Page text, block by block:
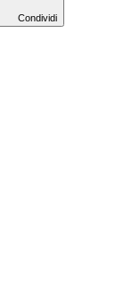
Condividi